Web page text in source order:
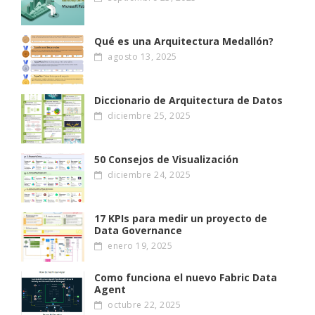
Qué es una Arquitectura Medallón?
agosto 13, 2025
Diccionario de Arquitectura de Datos
diciembre 25, 2025
50 Consejos de Visualización
diciembre 24, 2025
17 KPIs para medir un proyecto de
Data Governance
enero 19, 2025
Como funciona el nuevo Fabric Data
Agent
octubre 22, 2025